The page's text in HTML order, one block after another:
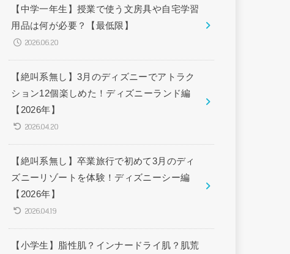
【中学一年生】授業で使う文房具や自宅学習
用品は何が必要？【最低限】
2026.06.20
【絶叫系無し】3月のディズニーでアトラク
ション12個楽しめた！ディズニーランド編
【2026年】
2026.04.20
【絶叫系無し】卒業旅行で初めて3月のディ
ズニーリゾートを体験！ディズニーシー編
【2026年】
2026.04.19
【小学生】脂性肌？インナードライ肌？肌荒